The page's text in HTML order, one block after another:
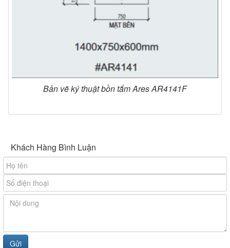
Bản vẽ ký thuật bồn tắm Ares AR4141F
Khách Hàng Bình Luận